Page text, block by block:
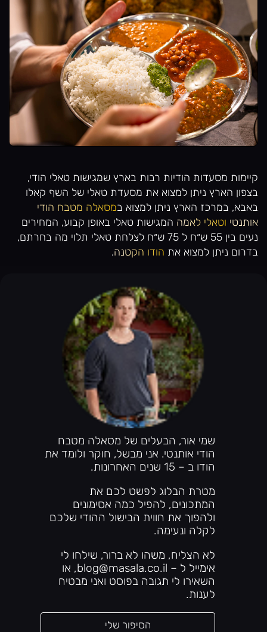
קיימות מסעדות הודיות רבות בארץ שמגישות טאלי הודי,
בצפון הארץ ניתן למצוא את מסעדת טאלי של השף קאלו
באבא, במרכז הארץ ניתן למצוא במסאלה מטבח הודי
אותנטי וטאלי לאמה המגישות טאלי באופן קבוע, המחירים
נעים בין 55 ש״ח ל 75 ש״ח לצלחת טאלי תלוי מה בחרתם,
בדרום ניתן למצוא את הודו הקטנה.
שמי אור, הבעלים של מסאלה מטבח
הודי אותנטי. אני מבשל, חוקר ולומד את
הודו ב – 15 שנים האחרונות.
מטרת הבלוג לפשט לכם את
המתכונים, להפיל כמה אסימונים
ולהפוך את חווית הבישול ההודי שלכם
לקלה ונעימה.
לא הצליח, משהו לא ברור, שילחו לי
אימייל ל – blog@masala.co.il, או
השאירו לי תגובה בפוסט ואני מבטיח
לענות.
הסיפור שלי